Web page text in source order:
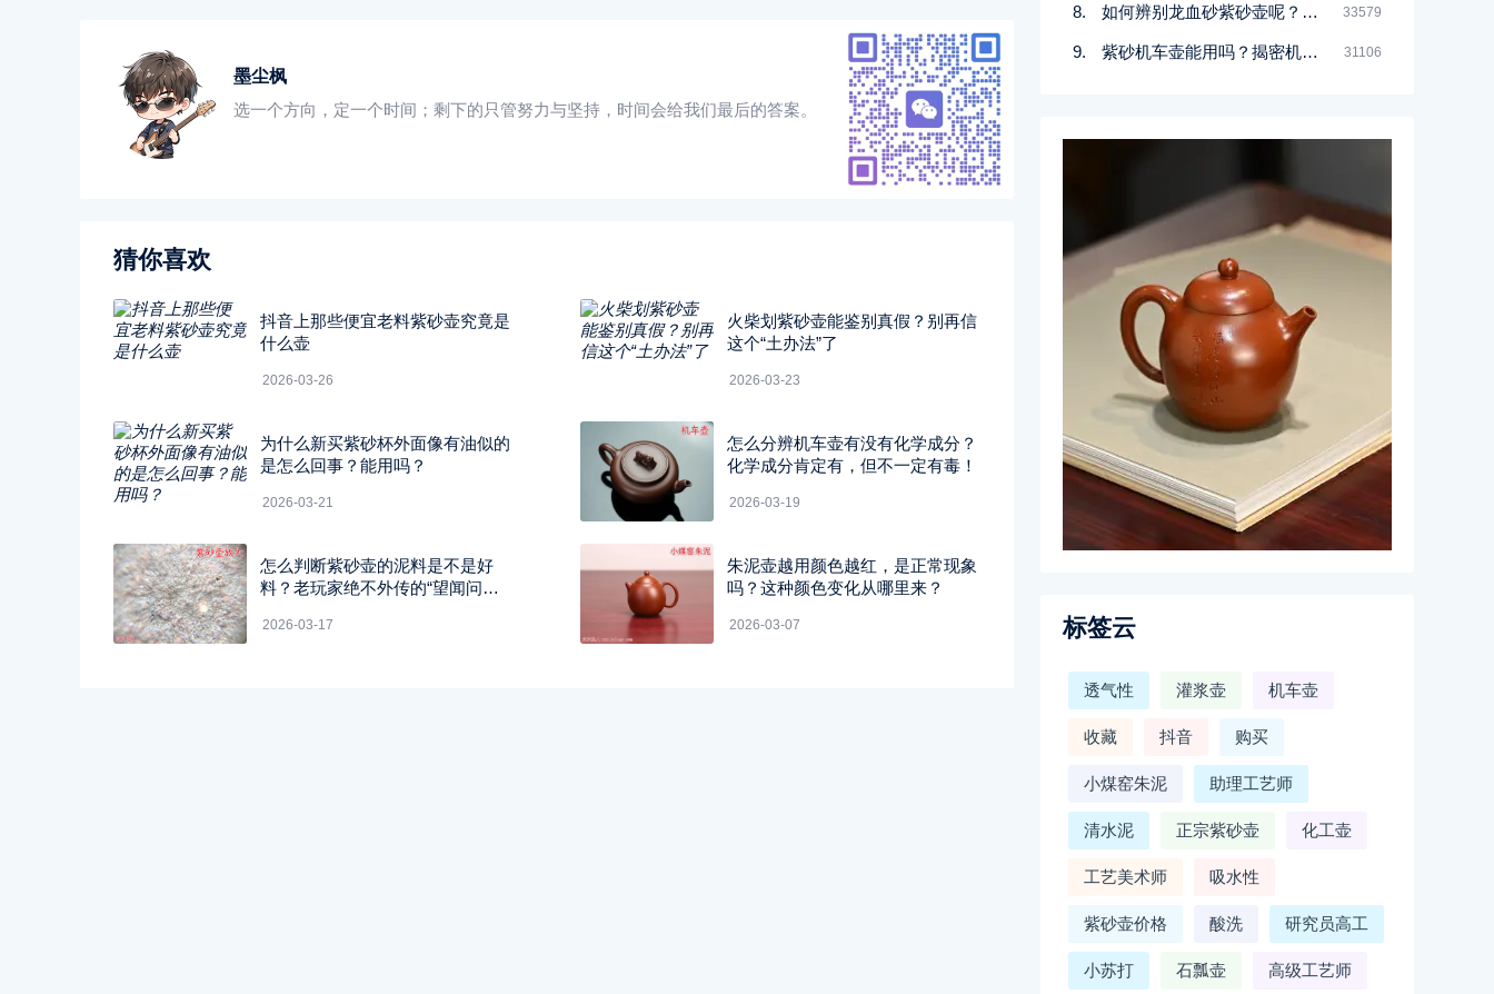
墨尘枫
选一个方向，定一个时间；剩下的只管努力与坚持，时间会给我们最后的答案。
猜你喜欢
抖音上那些便宜老料紫砂壶究竟是
什么壶
2026-03-26
火柴划紫砂壶能鉴别真假？别再信
这个“土办法”了
2026-03-23
为什么新买紫砂杯外面像有油似的
是怎么回事？能用吗？
2026-03-21
怎么分辨机车壶有没有化学成分？
化学成分肯定有，但不一定有毒！
2026-03-19
怎么判断紫砂壶的泥料是不是好
料？老玩家绝不外传的“望闻问
2026-03-17
朱泥壶越用颜色越红，是正常现象
吗？这种颜色变化从哪里来？
2026-03-07
如何辨别龙血砂紫砂壶呢？记住一点 33579
紫砂机车壶能用吗？揭密机车壶的真实面目 31106
标签云
透气性 灌浆壶 机车壶
收藏 抖音 购买
小煤窑朱泥 助理工艺师
清水泥 正宗紫砂壶 化工壶
工艺美术师 吸水性
紫砂壶价格 酸洗 研究员高工
小苏打 石瓢壶 高级工艺师